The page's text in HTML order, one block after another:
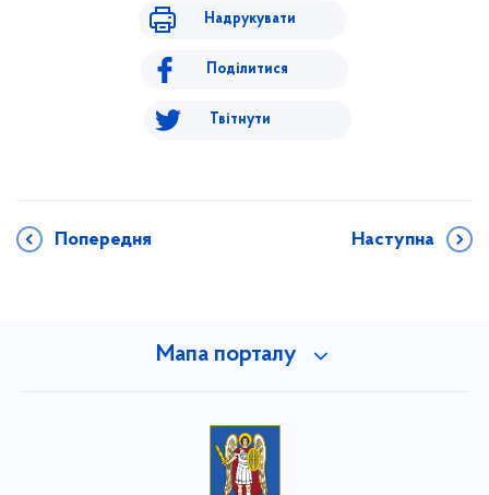
Надрукувати
Поділитися
Твітнути
Попередня Наступна
Мапа порталу